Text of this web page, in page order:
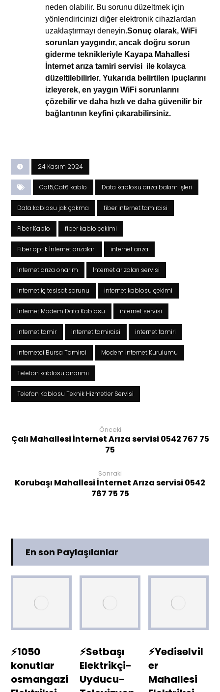
neden olabilir. Bu sorunu düzeltmek için
yönlendiricinizi diğer elektronik cihazlardan
uzaklaştırmayı deneyin.Sonuç olarak, WiFi
sorunları yaygındır, ancak doğru sorun
giderme teknikleriyle Kayapa Mahallesi
İnternet arıza tamiri servisi ile kolayca
düzeltilebilirler. Yukarıda belirtilen ipuçlarını
izleyerek, en yaygın WiFi sorunlarını
çözebilir ve daha hızlı ve daha güvenilir bir
bağlantının keyfini çıkarabilirsiniz.
24 Kasım 2024
Cat5,Cat6 kablo Data kablosu arıza bakım işleri
Data kablosu jak çakma fiber internet tamircisi
Fİber Kablo fiber kablo çekimi
Fiber optik İnternet arızaları internet arıza
İnternet arıza onarım İnternet arızaları servisi
internet iç tesisat sorunu İnternet kablosu çekimi
İnternet Modem Data Kablosu internet servisi
internet tamir internet tamircisi internet tamiri
İnternetci Bursa Tamirci Modem İnternet Kurulumu
Telefon kablosu onarımı
Telefon Kablosu Teknik Hizmetler Servisi
Önceki
Çalı Mahallesi İnternet Arıza servisi 0542 767 75
75
Sonraki
Korubaşı Mahallesi İnternet Arıza servisi 0542
767 75 75
En son Paylaşılanlar
⚡1050
konutlar
osmangazi
⚡Setbaşı
Elektrikçi-
Uyducu-
⚡Yediselvil
er
Mahallesi